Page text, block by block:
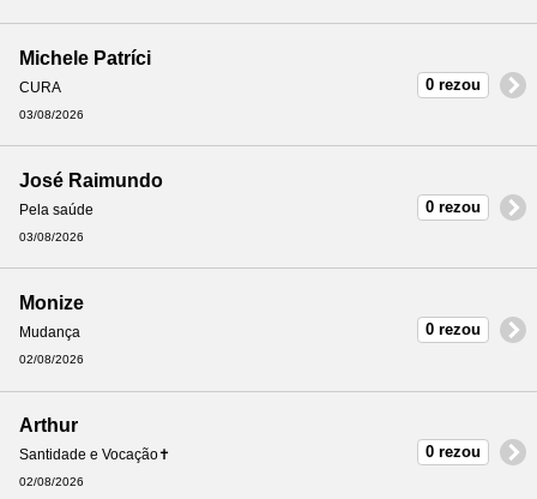
Michele Patríci
CURA
03/08/2026
0 rezou
José Raimundo
Pela saúde
03/08/2026
0 rezou
Monize
Mudança
02/08/2026
0 rezou
Arthur
Santidade e Vocação✝
02/08/2026
0 rezou